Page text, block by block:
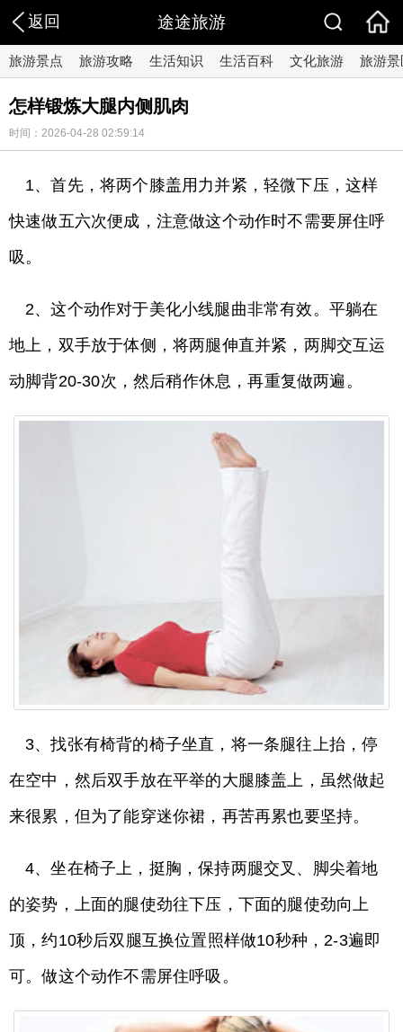
返回 途途旅游
旅游景点 旅游攻略 生活知识 生活百科 文化旅游 旅游景
怎样锻炼大腿内侧肌肉
时间：2026-04-28 02:59:14
1、首先，将两个膝盖用力并紧，轻微下压，这样
快速做五六次便成，注意做这个动作时不需要屏住呼
吸。
2、这个动作对于美化小线腿曲非常有效。平躺在
地上，双手放于体侧，将两腿伸直并紧，两脚交互运
动脚背20-30次，然后稍作休息，再重复做两遍。
3、找张有椅背的椅子坐直，将一条腿往上抬，停
在空中，然后双手放在平举的大腿膝盖上，虽然做起
来很累，但为了能穿迷你裙，再苦再累也要坚持。
4、坐在椅子上，挺胸，保持两腿交叉、脚尖着地
的姿势，上面的腿使劲往下压，下面的腿使劲向上
顶，约10秒后双腿互换位置照样做10秒种，2-3遍即
可。做这个动作不需屏住呼吸。